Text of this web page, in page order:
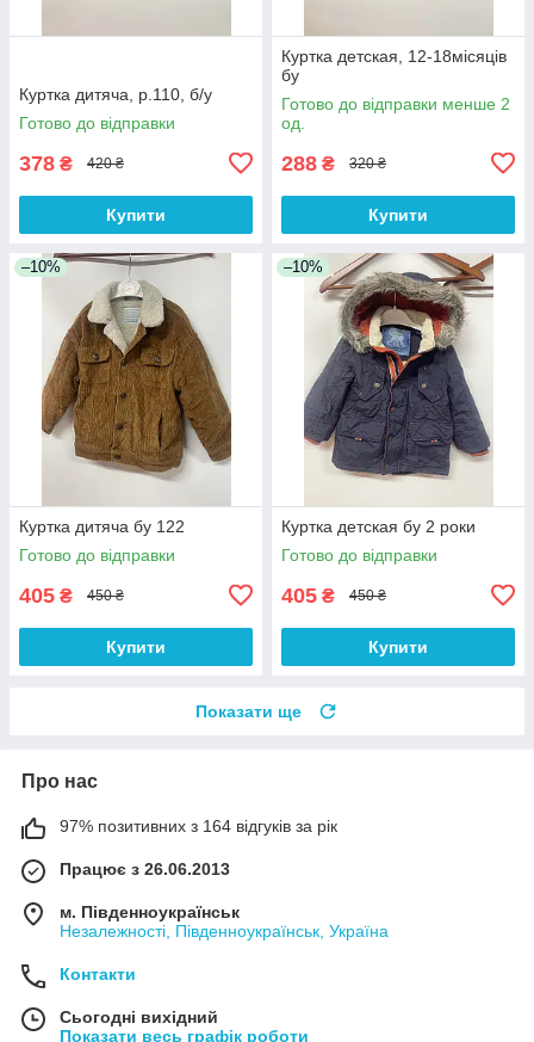
Куртка дитяча, р.110, б/у
Готово до відправки
378 ₴ 420 ₴
Купити
Куртка детская, 12-18місяців
бу
Готово до відправки менше 2
од.
288 ₴ 320 ₴
Купити
–10%
Куртка дитяча бу 122
Готово до відправки
405 ₴ 450 ₴
Купити
–10%
Куртка детская бу 2 роки
Готово до відправки
405 ₴ 450 ₴
Купити
Показати ще
Про нас
97% позитивних з 164 відгуків за рік
Працює з 26.06.2013
м. Південноукраїнськ
Незалежності, Південноукраїнськ, Україна
Контакти
Сьогодні вихідний
Показати весь графік роботи